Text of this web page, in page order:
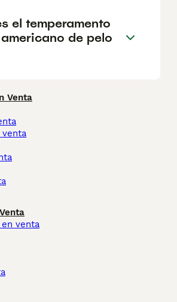
el temperamento
de pelo
Venta
venta
en venta